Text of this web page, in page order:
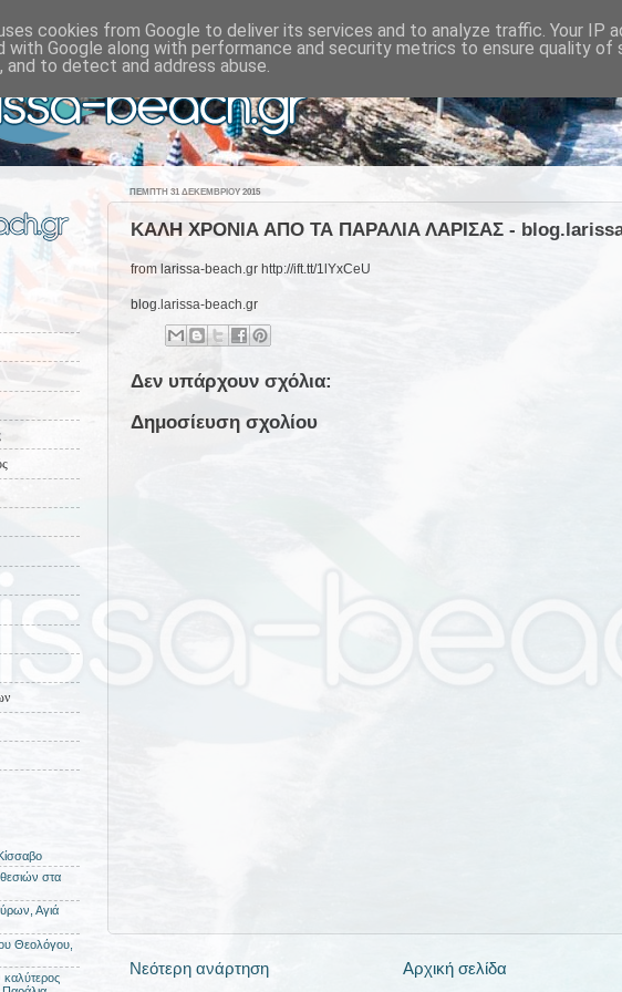
ΠΈΜΠΤΗ 31 ΔΕΚΕΜΒΡΊΟΥ 2015
ΚΑΛΗ ΧΡΟΝΙΑ ΑΠΟ ΤΑ ΠΑΡΑΛΙΑ ΛΑΡΙΣΑΣ -
from larissa-beach.gr http://ift.tt/1lYxCeU
blog.larissa-beach.gr
Δεν υπάρχουν σχόλια:
Δημοσίευση σχολίου
Νεότερη ανάρτηση Αρχική σελίδα
στα
Αγιά
Θεολόγου,
cookies from Google to deliver its services and to analyze traffic. Your IP
with Google along with performance and security metrics to ensure quality of
to detect and address abuse.